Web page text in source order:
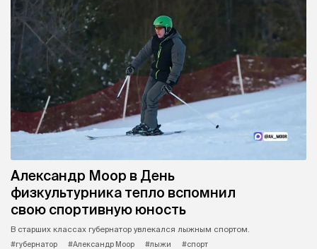
Александр Моор в День
физкультурника тепло вспомнил
свою спортивную юность
В старших классах губернатор увлекался лыжным спортом.
#губернатор
#Александр Моор #лыжи
#спорт